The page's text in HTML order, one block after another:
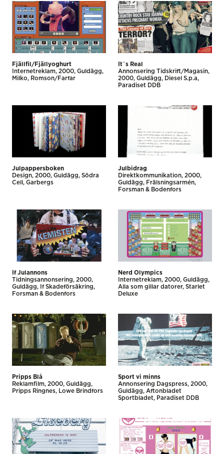
Fjällfil/Fjällyoghurt
Internet­reklam 2000 Guldägg
Milko
Romson/Farfar
It´s Real
Annonsering Tidskrift/Magasin
2000 Guldägg
Diesel S.p.a
Paradiset DDB
Julpappersboken
Design 2000 Guldägg
Södra
Cell
Garbergs
Julbidrag
Direktkommunikation 2000
Guldägg
Frälsningsarmén
Forsman & Bodenfors
If Julannons
Tidnings­annonsering
2000
Guldägg
If Skadeförsäkring
Forsman & Bodenfors
Nerd Olympics
Internet­reklam 2000 Guldägg
Alla som gillar datorer Starlet
Deluxe
Pripps Blå
Reklamfilm 2000 Guldägg
Pripps Ringnes
Lowe Brindfors
Sport vi minns
Annonsering Dagspress 2000
Guldägg
Aftonbladet
Sportbladet
Paradiset DDB